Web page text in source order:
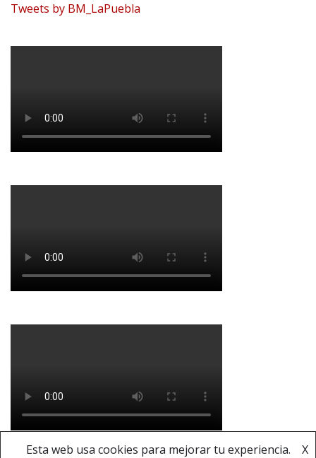
Tweets by BM_LaPuebla
Esta web usa cookies para mejorar tu experiencia. X